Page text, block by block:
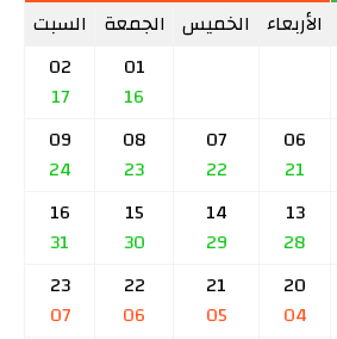
الأربعاء الخميس الجمعة السبت
01
16
02
17
06
21
07
22
08
23
09
24
13
28
14
29
15
30
16
31
20
04
21
05
22
06
23
07